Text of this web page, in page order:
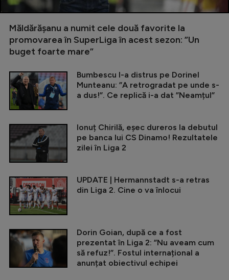
Măldărășanu a numit cele două favorite la
promovarea în SuperLiga în acest sezon: ”Un
buget foarte mare”
Bumbescu l-a distrus pe Dorinel
Munteanu: ”A retrogradat pe unde s-
a dus!”. Ce replică i-a dat ”Neamțul”
Ionuț Chirilă, eșec dureros la debutul
pe banca lui CS Dinamo! Rezultatele
zilei în Liga 2
UPDATE | Hermannstadt s-a retras
din Liga 2. Cine o va înlocui
Dorin Goian, după ce a fost
prezentat în Liga 2: ”Nu aveam cum
să refuz!”. Fostul internațional a
anunțat obiectivul echipei